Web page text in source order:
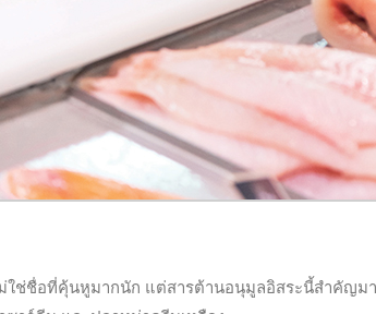
ใช่ชื่อที่คุ้นหูมากนัก แต่สารต้านอนุมูลอิสระนี้สำคัญ